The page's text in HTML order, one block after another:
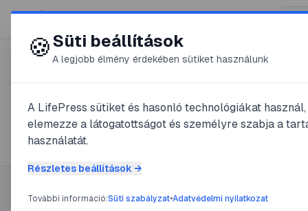
😍 LifePress
🏷️#készségfejlesztés
1cikk található ezzel a címkével
Címke információ #
🍪Süti beállítások
A legjobb élmény érdekében sütiket használunk
A LifePress sütiket és hasonló technológiákat
elemezze a látogatottságot és személyre szabja a
használatát.
Részletes beállítások →
További információ:Süti szabályzat•Adatvédelmi nyilatkozat